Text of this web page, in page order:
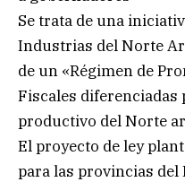
Se trata de una
Industrias del Norte
de un «Régimen de
Fiscales diferenciadas
productivo del Norte
El proyecto de ley
para las provincias del